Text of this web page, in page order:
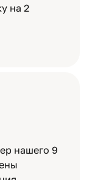
на 2
нашего 9